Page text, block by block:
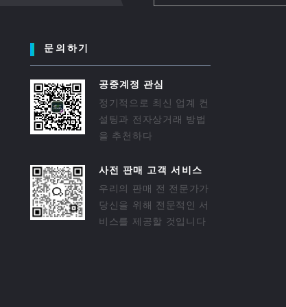
문의하기
공중계정 관심
정기적으로 최신 업계 컨
설팅과 전자상거래 방법
을 추천하다
사전 판매 고객 서비스
우리의 판매 전 전문가가
당신을 위해 전문적인 서
비스를 제공할 것입니다